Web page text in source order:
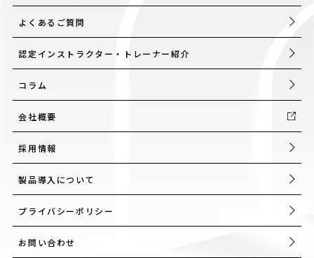
よくあるご質問
認定インストラクター・トレーナー紹介
コラム
会社概要
採用情報
製品導入について
プライバシーポリシー
お問い合わせ